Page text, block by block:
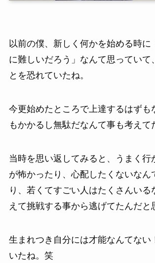
以前の僕、新しく何かを始める時に
に難しいだろう」なんて思っていて
とを恐れていたね。
今更始めたところで上達するはずも
もかかるし無駄だなんて事も考えて
当時を思い返してみると、うまく行
が怖かったり、心配したくないなん
り、若くてすごい人はたくさんいる
えて挑戦する事から逃げてたんだと
生まれつき自分には才能なんてない
いたね。笑